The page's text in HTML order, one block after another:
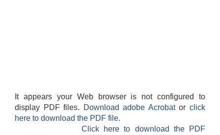
It appears your Web browser is not configured to
display PDF files.
Download adobe Acrobatorclick
here to download the PDF file.
Click here to download the PDF